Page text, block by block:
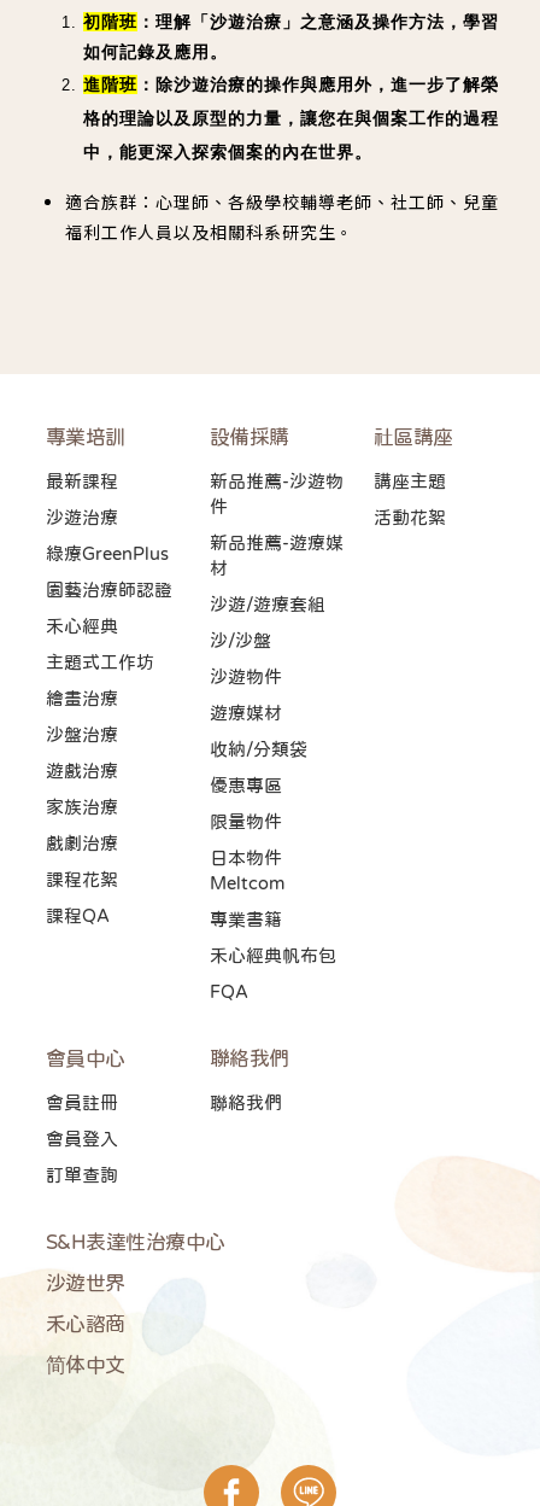
初階班 ：理解「沙遊治療」之意涵及操作方法，學習
如何記錄及應用。
進階班 ：除沙遊治療的操作與應用外，進一步了解榮
格的理論以及原型的力量， 讓您在與個案工作的過程
中，能更深入探索個案的內在世界。
適合族群：心理師、各級學校輔導老師、社工師、兒童
福利工作人員以及相關科系研究生 。
專業培訓
最新課程
沙遊治療
綠療GreenPlus
園藝治療師認證
禾心經典
主題式工作坊
繪畫治療
沙盤治療
遊戲治療
家族治療
戲劇治療
課程花絮
課程QA
設備採購
新品推薦-沙遊物
件
新品推薦-遊療媒
材
沙遊/遊療套組
沙/沙盤
沙遊物件
遊療媒材
收納/分類袋
優惠專區
限量物件
日本物件
Meltcom
專業書籍
禾心經典帆布包
FQA
社區講座
講座主題
活動花絮
會員中心
會員註冊
會員登入
訂單查詢
聯絡我們
聯絡我們
S&H表達性治療中心
沙遊世界
禾心諮商
简体中文